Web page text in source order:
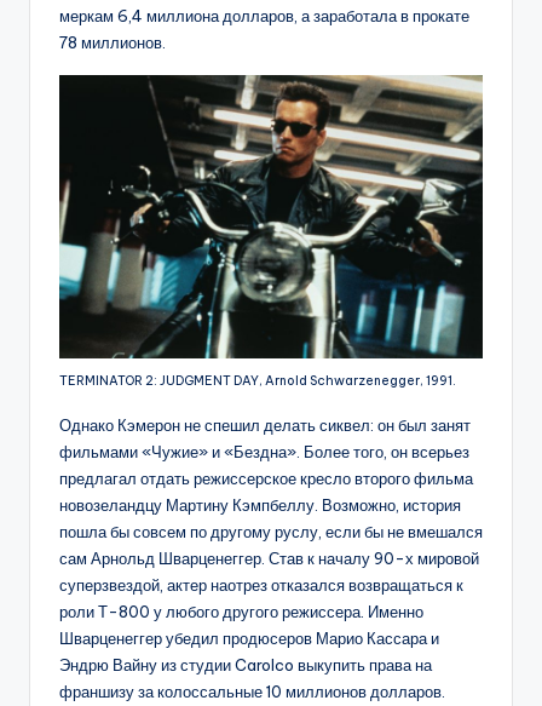
меркам 6,4 миллиона долларов, а заработала в прокате
78 миллионов.
TERMINATOR 2: JUDGMENT DAY, Arnold Schwarzenegger, 1991.
Однако Кэмерон не спешил делать сиквел: он был занят
фильмами «Чужие» и «Бездна». Более того, он всерьез
предлагал отдать режиссерское кресло второго фильма
новозеландцу Мартину Кэмпбеллу. Возможно, история
пошла бы совсем по другому руслу, если бы не вмешался
сам Арнольд Шварценеггер. Став к началу 90-х мировой
суперзвездой, актер наотрез отказался возвращаться к
роли Т-800 у любого другого режиссера. Именно
Шварценеггер убедил продюсеров Марио Кассара и
Эндрю Вайну из студии Carolco выкупить права на
франшизу за колоссальные 10 миллионов долларов.